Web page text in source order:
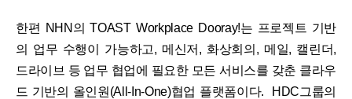
한편 NHN의 TOAST Workplace Dooray!는 프로젝트 기반
의 업무 수행이 가능하고, 메신저, 화상회의, 메일, 캘린더,
드라이브 등 업무 협업에 필요한 모든 서비스를 갖춘 클라우
드 기반의 올인원(All-In-One)협업 플랫폼이다. HDC그룹의